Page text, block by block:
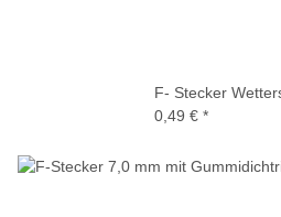
F- Stecker
0,49 € *